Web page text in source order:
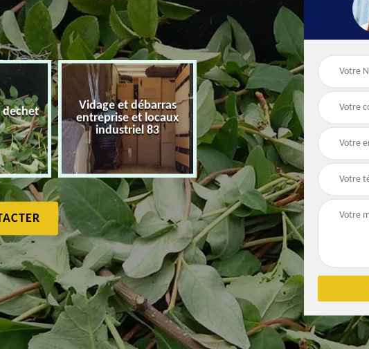
dechet
Vidage et débarras
entreprise et locaux
industriel 83
Débarras de maison 83